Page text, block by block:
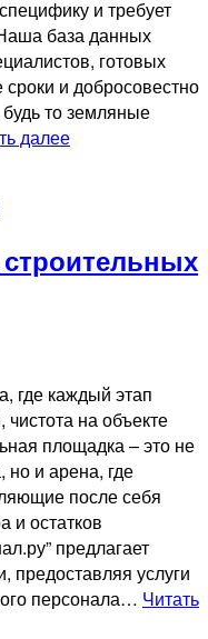
и требует
база данных
готовых
сроки и добросовестно
то земляные
далееРазнорабочие
для
где каждый этап
чистота на объекте
площадка – это не
но и арена, где
после себя
и остатков
предлагает
предоставляя услуги
персонала… Читать